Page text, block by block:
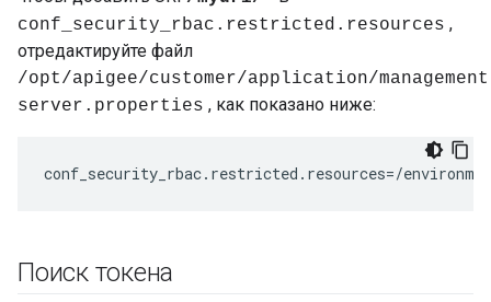
conf_security_rbac.restricted.resources ,
отредактируйте файл
/opt/apigee/customer/application/
server.properties , как показано ниже:
conf_security_rbac.restricted.resources=/
Поиск токена